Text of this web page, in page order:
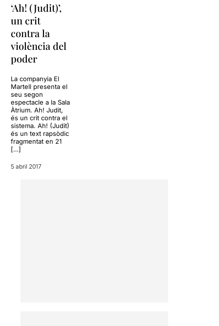
‘Ah! (Judit)’,
un crit
contra la
violència del
poder
La companyia El
Martell presenta el
seu segon
espectacle a la Sala
Àtrium. Ah! Judit,
és un crit contra el
sistema. Ah! (Judit)
és un text rapsòdic
fragmentat en 21
[…]
5 abril 2017